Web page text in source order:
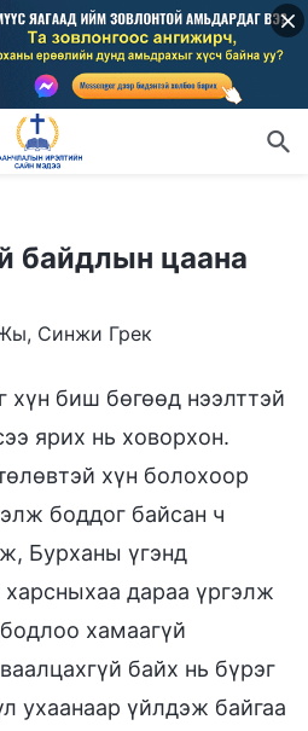
байдлын цаана
Синжи Грек
хүн биш бөгөөд нээлттэй
ярих нь ховорхон.
хүн болохоор
боддог байсан ч
Бурханы үгэнд
харсныхаа дараа үргэлж
хамаагүй
байх нь бүрэг
ухаанаар үйлдэж байгаа